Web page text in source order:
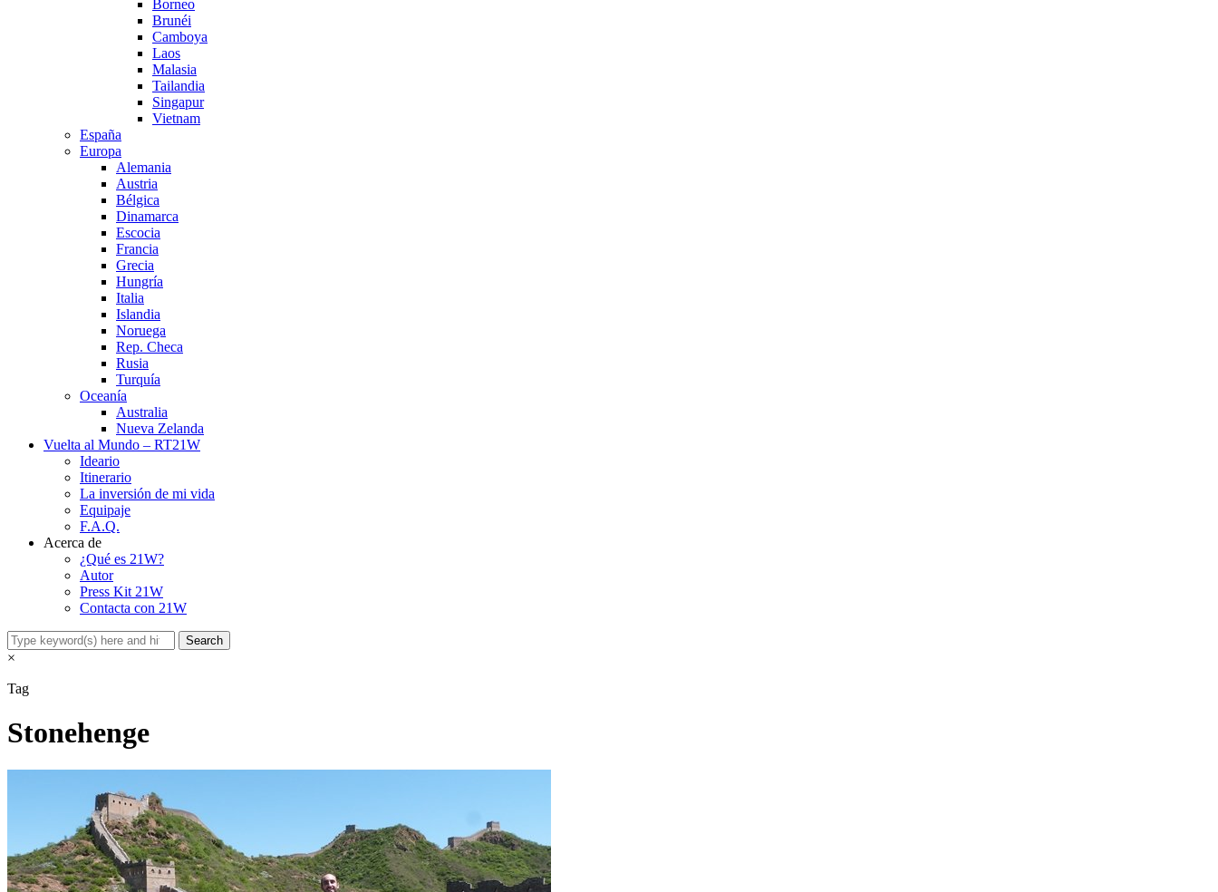
Borneo
Brunéi
Camboya
Laos
Malasia
Tailandia
Singapur
Vietnam
España
Europa
Alemania
Austria
Bélgica
Dinamarca
Escocia
Francia
Grecia
Hungría
Italia
Islandia
Noruega
Rep. Checa
Rusia
Turquía
Oceanía
Australia
Nueva Zelanda
Vuelta al Mundo – RT21W
Ideario
Itinerario
La inversión de mi vida
Equipaje
F.A.Q.
Acerca de
¿Qué es 21W?
Autor
Press Kit 21W
Contacta con 21W
×
Tag
Stonehenge